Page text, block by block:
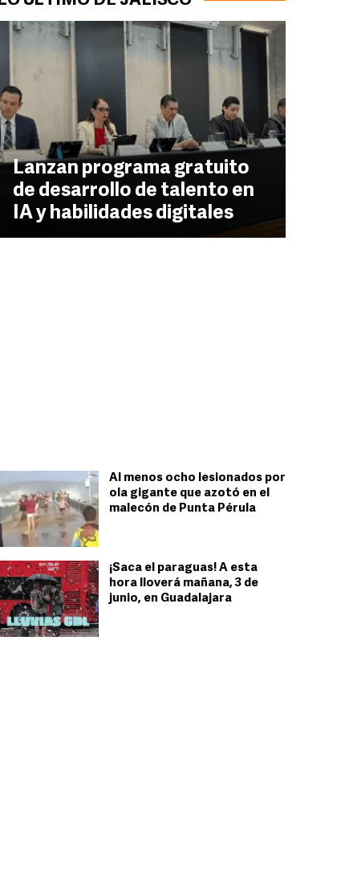
Lanzan programa gratuito
de desarrollo de talento en
IA y habilidades digitales
Al menos ocho lesionados por
ola gigante que azotó en el
malecón de Punta Pérula
¡Saca el paraguas! A esta
hora lloverá mañana, 3 de
junio, en Guadalajara